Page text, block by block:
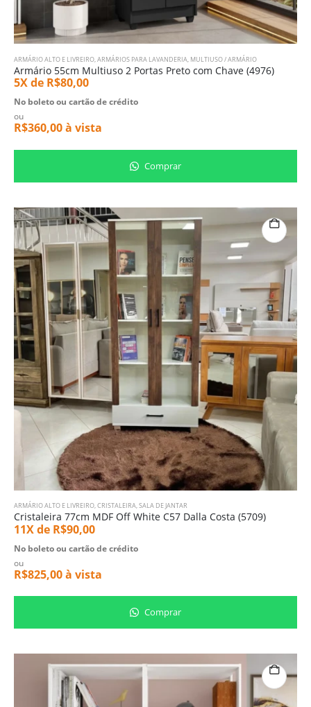
ARMÁRIO ALTO E LIVREIRO,ARMÁRIOS PARA LAVANDERIA, MULTIUSO / ARMÁRIO
Armário 55cm Multiuso 2 Portas Preto com Chave (4976)
5X de R$80,00
No boleto ou cartão de crédito
ou
R$360,00à vista
Comprar
ARMÁRIO ALTO E LIVREIRO,CRISTALEIRA,SALA DE JANTAR
Cristaleira 77cm MDF Off White C57 Dalla Costa (5709)
11X de R$90,00
No boleto ou cartão de crédito
ou
R$825,00à vista
Comprar